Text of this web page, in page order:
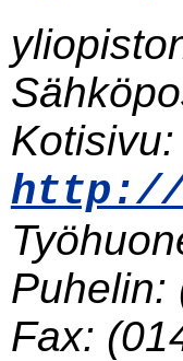
http://
Puhelin:
Fax: